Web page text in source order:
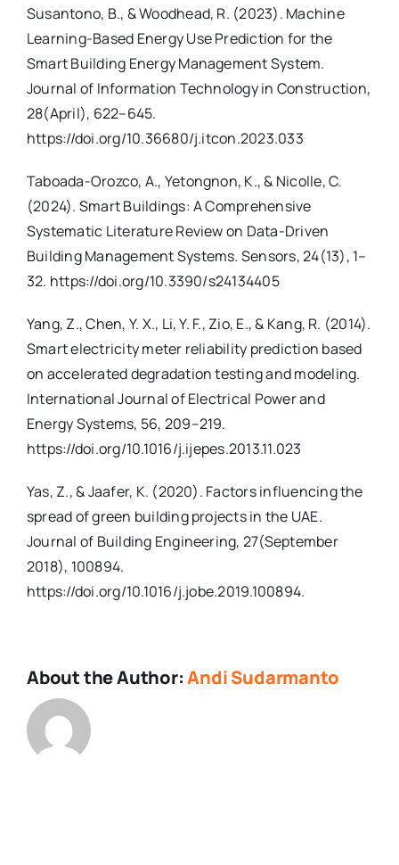
Susantono, B., & Woodhead, R. (2023). Machine
Learning-Based Energy Use Prediction for the
Smart Building Energy Management System.
Journal of Information Technology in Construction,
28(April), 622–645.
https://doi.org/10.36680/j.itcon.2023.033
Taboada-Orozco, A., Yetongnon, K., & Nicolle, C.
(2024). Smart Buildings: A Comprehensive
Systematic Literature Review on Data-Driven
Building Management Systems. Sensors, 24(13), 1–
32. https://doi.org/10.3390/s24134405
Yang, Z., Chen, Y. X., Li, Y. F., Zio, E., & Kang, R. (2014).
Smart electricity meter reliability prediction based
on accelerated degradation testing and modeling.
International Journal of Electrical Power and
Energy Systems, 56, 209–219.
https://doi.org/10.1016/j.ijepes.2013.11.023
Yas, Z., & Jaafer, K. (2020). Factors influencing the
spread of green building projects in the UAE.
Journal of Building Engineering, 27(September
2018), 100894.
https://doi.org/10.1016/j.jobe.2019.100894.
About the Author:Andi Sudarmanto